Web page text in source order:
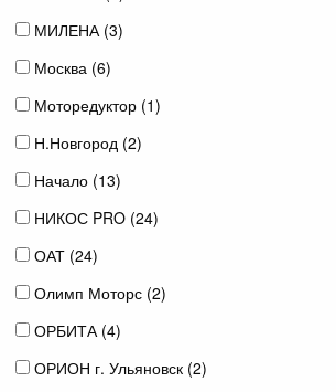
МИЛЕНА (3)
Москва (6)
Моторедуктор (1)
Н.Новгород (2)
Начало (13)
НИКОС PRO (24)
ОАТ (24)
Олимп Моторс (2)
ОРБИТА (4)
ОРИОН г. Ульяновск (2)